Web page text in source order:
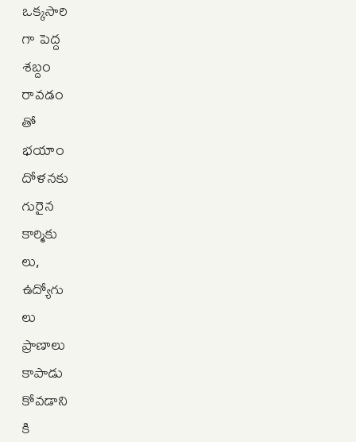
ఒక్కసారి
గా పెద్ద
శబ్దం
రావడం
తో
భయాం
దోళనకు
గురైన
కార్మికు
లు,
ఉద్యోగు
లు
ప్రాణాలు
కాపాడు
కోవడాని
కి